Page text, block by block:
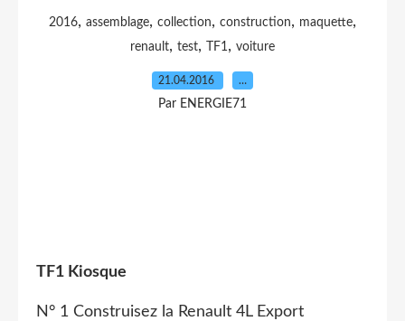
2016, assemblage, collection, construction, maquette,
renault, test, TF1 , voiture
21.04.2016 …
Par ENERGIE71
TF1 Kiosque
N° 1 Construisez la Renault 4L Export